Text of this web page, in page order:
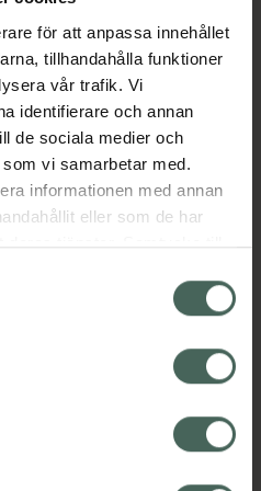
för att anpassa innehållet
tillhandahålla funktioner
vår trafik. Vi
identifierare och annan
de sociala medier och
vi samarbetar med.
informationen med annan
eller som de har
deras tjänster. Samtycke till
samtycke påverkar inte
skett innan återkallelsen.
produkten är
och uppfyller
(Sticka) är ett
att testa om du är
inom några minuter
Förpackningen
och tydliga
Detta test är
Självtester